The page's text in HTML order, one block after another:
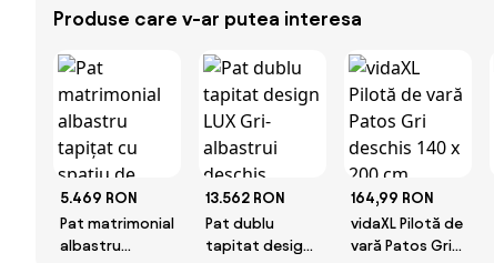
Produse care v-ar putea interesa
5.469 RON
Pat matrimonial
albastru
13.562 RON
Pat dublu
tapitat design
164,99 RON
vidaXL Pilotă de
vară Patos Gri